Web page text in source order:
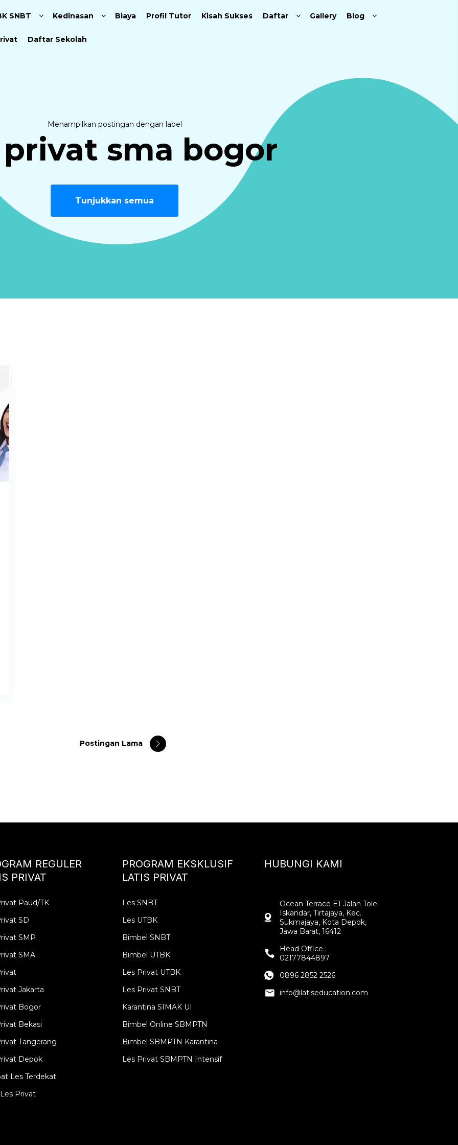
Langsung ke konten utama
SNBT Kedinasan Biaya Profil Tutor Kisah Sukses Daftar Gallery Blog
Daftar Sekolah
Menampilkan postingan dengan label
privat sma bogor
Tunjukkan semua
Postingan Lama
REGULER
PRIVAT
Paud/TK
SD
SMP
SMA
Jakarta
Bogor
Bekasi
Tangerang
Depok
Les Terdekat
Privat
PROGRAM EKSKLUSIF
LATIS PRIVAT
Les SNBT
Les UTBK
Bimbel SNBT
Bimbel UTBK
Les Privat UTBK
Les Privat SNBT
Karantina SIMAK UI
Bimbel Online SBMPTN
Bimbel SBMPTN Karantina
Les Privat SBMPTN Intensif
HUBUNGI KAMI
Ocean Terrace E1 Jalan Tole
Iskandar, Tirtajaya, Kec.
Sukmajaya, Kota Depok,
Jawa Barat, 16412
Head Office :
02177844897
0896 2852 2526
info@latiseducation.com